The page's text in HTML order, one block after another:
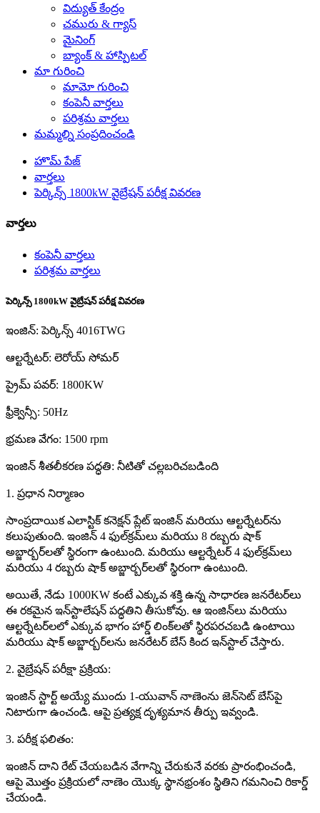
విద్యుత్ కేంద్రం
చమురు & గ్యాస్
మైనింగ్
బ్యాంక్ & హాస్పిటల్
మా గురించి
మామో గురించి
కంపెనీ వార్తలు
పరిశ్రమ వార్తలు
మమ్మల్ని సంప్రదించండి
హొమ్ పేజ్
వార్తలు
పెర్కిన్స్ 1800kW వైబ్రేషన్ పరీక్ష వివరణ
వార్తలు
కంపెనీ వార్తలు
పరిశ్రమ వార్తలు
పెర్కిన్స్ 1800kW వైబ్రేషన్ పరీక్ష వివరణ
ఇంజిన్: పెర్కిన్స్ 4016TWG
ఆల్టర్నేటర్: లెరోయ్ సోమర్
ప్రైమ్ పవర్: 1800KW
ఫ్రీక్వెన్సీ: 50Hz
భ్రమణ వేగం: 1500 rpm
ఇంజిన్ శీతలీకరణ పద్ధతి: నీటితో చల్లబరిచబడింది
1. ప్రధాన నిర్మాణం
సాంప్రదాయిక ఎలాస్టిక్ కనెక్షన్ ప్లేట్ ఇంజిన్ మరియు ఆల్టర్నేటర్‌ను
కలుపుతుంది. ఇంజిన్ 4 ఫుల్‌క్రమ్‌లు మరియు 8 రబ్బరు షాక్
అబ్జార్బర్‌లతో స్థిరంగా ఉంటుంది. మరియు ఆల్టర్నేటర్ 4 ఫుల్‌క్రమ్‌లు
మరియు 4 రబ్బరు షాక్ అబ్జార్బర్‌లతో స్థిరంగా ఉంటుంది.
అయితే, నేడు 1000KW కంటే ఎక్కువ శక్తి ఉన్న సాధారణ జనరేటర్‌లు
ఈ రకమైన ఇన్‌స్టాలేషన్ పద్ధతిని తీసుకోవు. ఆ ఇంజిన్‌లు మరియు
ఆల్టర్నేటర్‌లలో ఎక్కువ భాగం హార్డ్ లింక్‌లతో స్థిరపరచబడి ఉంటాయి
మరియు షాక్ అబ్జార్బర్‌లను జనరేటర్ బేస్ కింద ఇన్‌స్టాల్ చేస్తారు.
2. వైబ్రేషన్ పరీక్షా ప్రక్రియ:
ఇంజిన్ స్టార్ట్ అయ్యే ముందు 1-యువాన్ నాణెంను జెన్‌సెట్ బేస్‌పై
నిటారుగా ఉంచండి. ఆపై ప్రత్యక్ష దృశ్యమాన తీర్పు ఇవ్వండి.
3. పరీక్ష ఫలితం:
ఇంజిన్ దాని రేట్ చేయబడిన వేగాన్ని చేరుకునే వరకు ప్రారంభించండి,
ఆపై మొత్తం ప్రక్రియలో నాణెం యొక్క స్థానభ్రంశం స్థితిని గమనించి రికార్డ్
చేయండి.